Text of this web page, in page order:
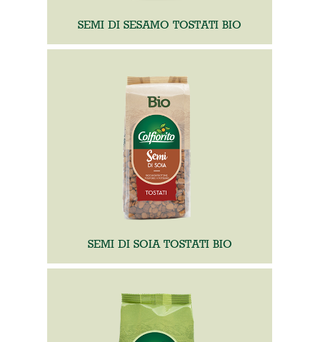
SEMI DI SESAMO TOSTATI BIO
SEMI DI SOIA TOSTATI BIO